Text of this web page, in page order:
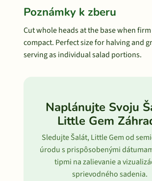
Poznámky k zberu
Cut whole heads at the base when
compact. Perfect size for halving and
serving as individual salad portions.
Naplánujte Svoju
Little Gem
Sledujte Šalát, Little Gem od
úrodu s prispôsobenými
tipmi na zalievanie a
sprievodného sadenia.